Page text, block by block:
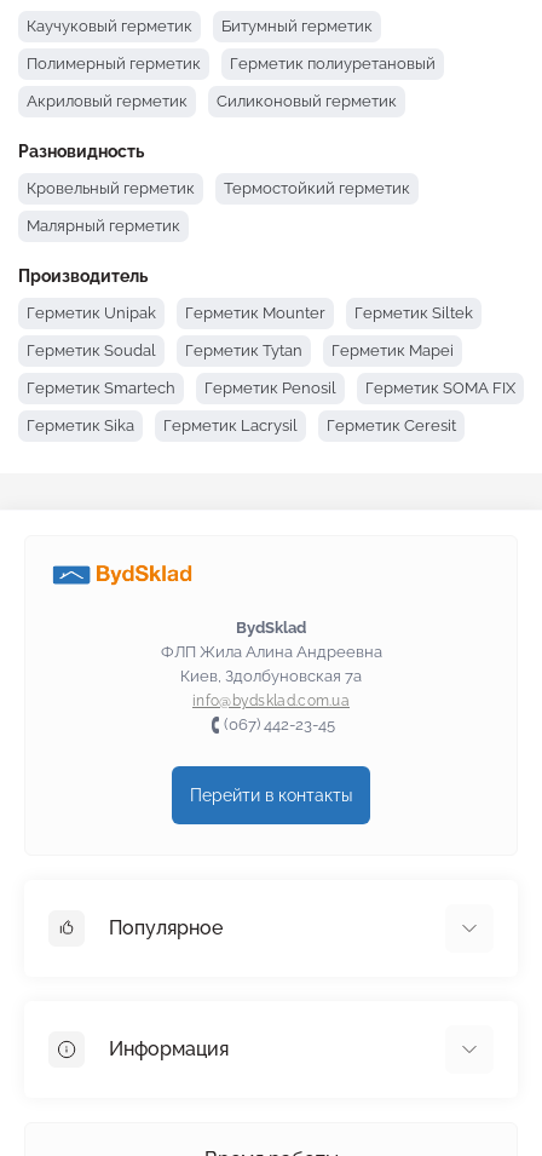
Каучуковый герметик Битумный герметик
Полимерный герметик Герметик полиуретановый
Акриловый герметик Силиконовый герметик
Разновидность
Кровельный герметик Термостойкий герметик
Малярный герметик
Производитель
Герметик Unipak Герметик Mounter Герметик Siltek
Герметик Soudal Герметик Tytan Герметик Mapei
Герметик Smartech Герметик Penosil Герметик SOMA FIX
Герметик Sika Герметик Lacrysil Герметик Ceresit
BydSklad
ФЛП Жила Алина Андреевна
Киев, Здолбуновская 7а
info@bydsklad.com.ua
(067) 442-23-45
Перейти в контакты
Популярное
Пенопласт
Информация